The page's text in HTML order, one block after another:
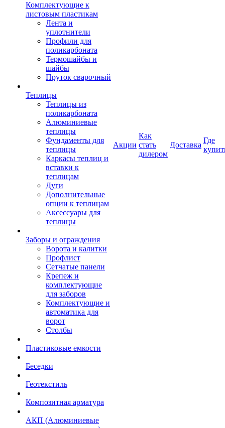
Комплектующие к
листовым пластикам
Лента и
уплотнители
Профили для
поликарбоната
Термошайбы и
шайбы
Пруток сварочный
Теплицы
Теплицы из
поликарбоната
Алюминиевые
теплицы
Фундаменты для
теплицы
Каркасы теплиц и
вставки к
теплицам
Дуги
Дополнительные
опции к теплицам
Аксессуары для
теплицы
Заборы и ограждения
Ворота и калитки
Профлист
Сетчатые панели
Крепеж и
комплектующие
для заборов
Комплектующие и
автоматика для
ворот
Столбы
Пластиковые емкости
Беседки
Геотекстиль
Композитная арматура
АКП (Алюминиевые
Акции
Как
стать
дилером
Доставка
Где